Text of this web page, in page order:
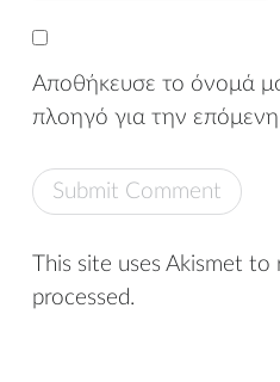
Αποθήκευσε το όνομά
πλοηγό για την
This site uses Akismet to
processed.